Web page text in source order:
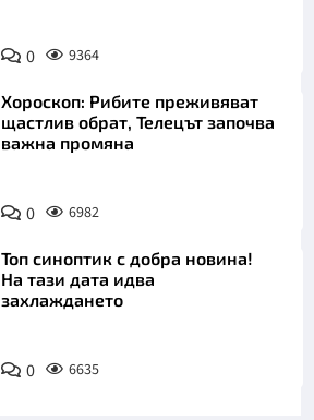
0 9364
Хороскоп: Рибите преживяват
щастлив обрат, Телецът започва
важна промяна
0 6982
Топ синоптик с добра новина!
На тази дата идва
захлаждането
0 6635